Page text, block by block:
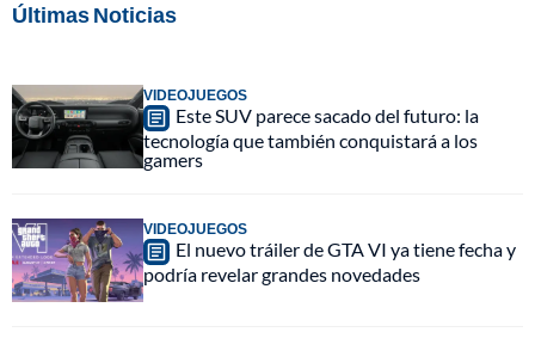
Últimas Noticias
VIDEOJUEGOS
Este SUV parece sacado del futuro: la
tecnología que también conquistará a los
gamers
VIDEOJUEGOS
El nuevo tráiler de GTA VI ya tiene fecha y
podría revelar grandes novedades